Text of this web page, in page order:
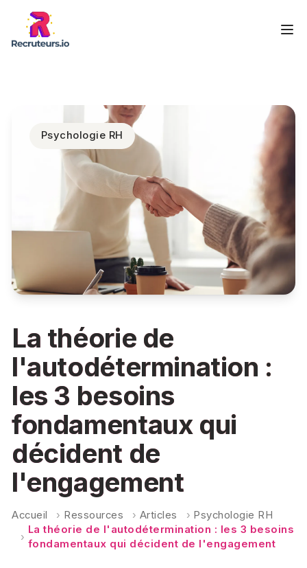
Psychologie RH
La théorie de
l'autodétermination :
les 3 besoins
fondamentaux qui
décident de
l'engagement
Accueil › Ressources › Articles › Psychologie RH
›
La théorie de l'autodétermination : les 3 besoins
fondamentaux qui décident de l'engagement